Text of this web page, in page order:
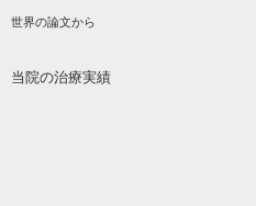
世界の論文から
当院の治療実績